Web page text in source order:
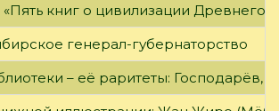
книг о цивилизации Древнего
генерал-губернаторство
– её раритеты: